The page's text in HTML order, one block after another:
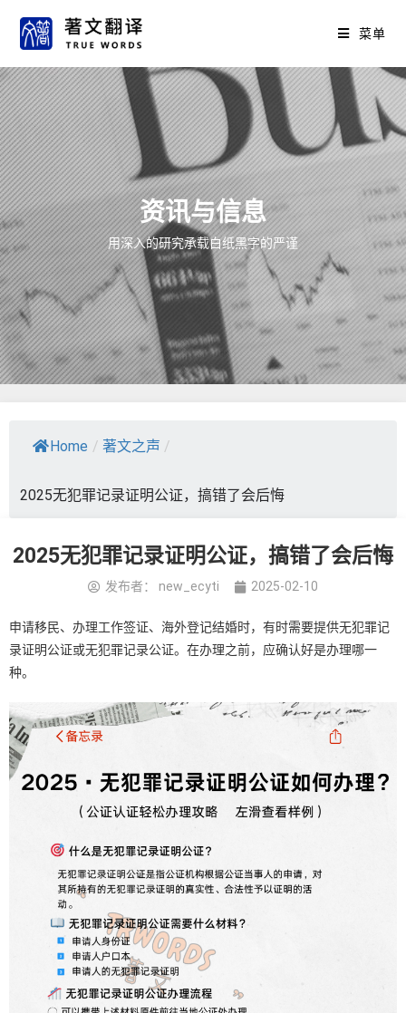
菜单
资讯与信息
用深入的研究承载白纸黑字的严谨
Home / 著文之声 /
2025无犯罪记录证明公证，搞错了会后悔
2025无犯罪记录证明公证，搞错了会后悔
发布者： new_ecyti 2025-02-10
申请移民、办理工作签证、海外登记结婚时，有时需要提供无犯罪记
录证明公证或无犯罪记录公证。在办理之前，应确认好是办理哪一
种。